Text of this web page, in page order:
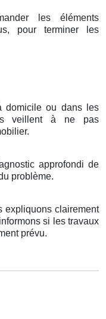
les éléments
pour terminer les
domicile ou dans les
veillent à ne pas
approfondi de
problème.
expliquons clairement
si les travaux
prévu.